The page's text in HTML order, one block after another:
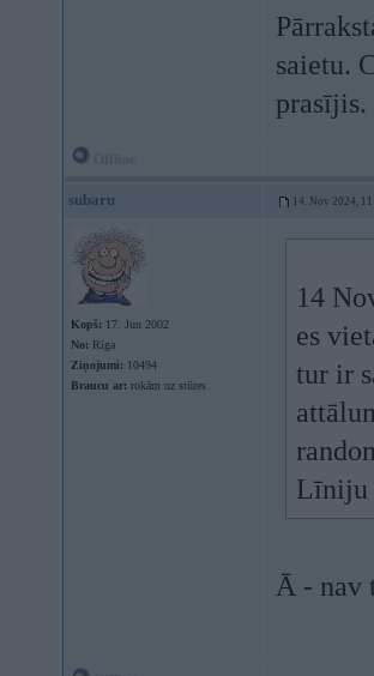
saietu.
prasījis.
subaru 14. Nov 2024,
Kopš: 17. Jun 2002
No: Rīga
Ziņojumi: 10494
Braucu ar: rokām uz stūres
14
es
tur ir
Līniju
Ā - nav